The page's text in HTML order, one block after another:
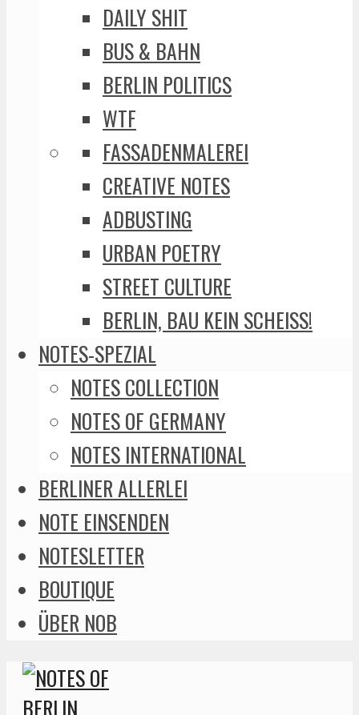
DAILY SHIT
BUS & BAHN
BERLIN POLITICS
WTF
FASSADENMALEREI
CREATIVE NOTES
ADBUSTING
URBAN POETRY
STREET CULTURE
BERLIN, BAU KEIN SCHEISS!
NOTES-SPEZIAL
NOTES COLLECTION
NOTES OF GERMANY
NOTES INTERNATIONAL
BERLINER ALLERLEI
NOTE EINSENDEN
NOTESLETTER
BOUTIQUE
ÜBER NOB